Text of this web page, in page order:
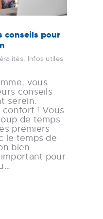
conseils pour
Infos utiles
vous
conseils
serein.
confort ! Vous
de temps
premiers
le temps de
bien
pour